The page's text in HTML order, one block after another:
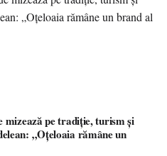
pe tradiție, turism și